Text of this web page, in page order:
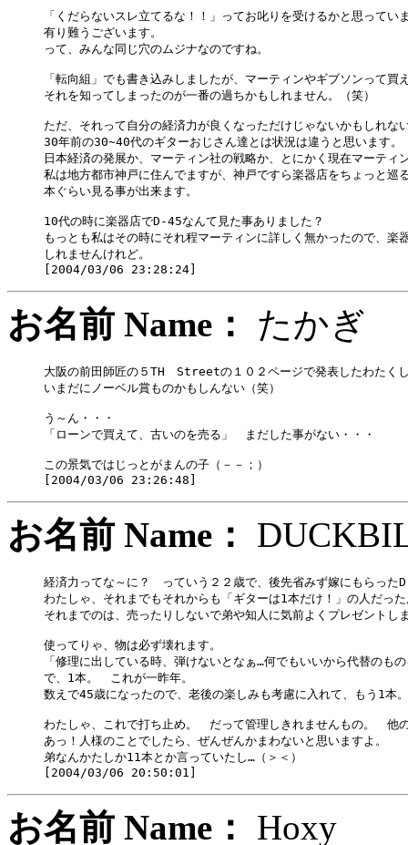
「くだらないスレ立てるな！！」ってお叱りを受けるかと思ってい
有り難うございます。
って、みんな同じ穴のムジナなのですね。
「転向組」でも書き込みしましたが、マーティンやギブソンって買
それを知ってしまったのが一番の過ちかもしれません。（笑）
ただ、それって自分の経済力が良くなっただけじゃないかもしれな
30年前の30~40代のギターおじさん達とは状況は違うと思います。
日本経済の発展か、マーティン社の戦略か、とにかく現在マーティ
私は地方都市神戸に住んでますが、神戸ですら楽器店をちょっと巡
本ぐらい見る事が出来ます。
10代の時に楽器店でD-45なんて見た事ありました？
もっとも私はその時にそれ程マーティンに詳しく無かったので、楽
しれませんけれど。
お名前 Name： たか
大阪の前田師匠の５TH　Streetの１０２ページで発表したわたく
いまだにノーベル賞ものかもしんない（笑）
う～ん・・・
「ローンで買えて、古いのを売る」　まだした事がない・・・
この景気ではじっとがまんの子（－－；）
お名前 Name：
経済力ってな～に？　っていう２２歳で、後先省みず嫁にもらった
わたしゃ、それまでもそれからも「ギターは1本だけ！」の人だっ
それまでのは、売ったりしないで弟や知人に気前よくプレゼントし
使ってりゃ、物は必ず壊れます。
「修理に出している時、弾けないとなぁ…何でもいいから代替のも
で、1本。　これが一昨年。
数えで45歳になったので、老後の楽しみも考慮に入れて、もう1本
わたしゃ、これで打ち止め。　だって管理しきれませんもの。　他
あっ！人様のことでしたら、ぜんぜんかまわないと思いますよ。
弟なんかたしか11本とか言っていたし…（＞＜）
お名前 Name：